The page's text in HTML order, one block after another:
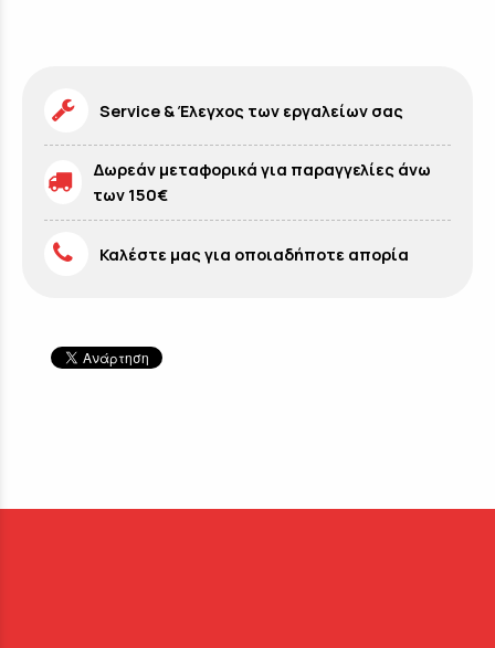
Service & Έλεγχος των εργαλείων σας
Δωρεάν μεταφορικά για παραγγελίες άνω
των 150€
Καλέστε μας για οποιαδήποτε απορία